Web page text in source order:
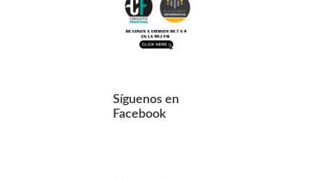
Síguenos en
Facebook